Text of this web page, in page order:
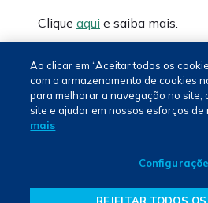
Clique aqui e saiba mais.
Português - PT
BSM © 2024. Todos os direitos
Ao clicar em “Aceitar todos os
com o armazenamento de cookies
para melhorar a navegação no site,
site e ajudar em nossos esforços de
mais